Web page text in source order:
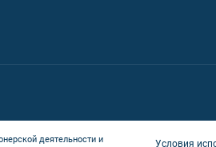
деятельности и
Условия